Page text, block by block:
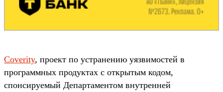
Coverity, проект по устранению уязвимостей в
программных продуктах с открытым кодом,
спонсируемый Департаментом внутренней